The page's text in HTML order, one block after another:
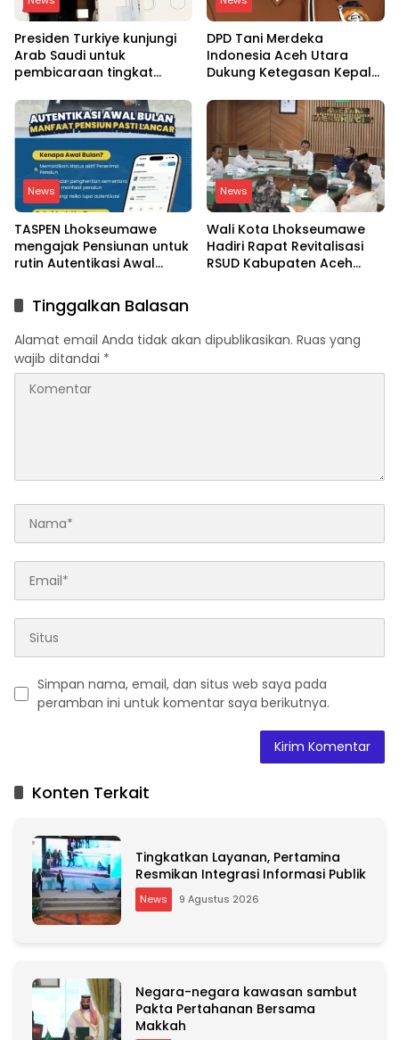
Presiden Turkiye kunjungi
Arab Saudi untuk
pembicaraan tingkat
mahkota Saudi dan PM
Pakistan
DPD Tani Merdeka
Indonesia Aceh Utara
Dukung Ketegasan Kepala
SPPG
News
TASPEN Lhokseumawe
mengajak Pensiunan untuk
rutin Autentikasi Awal
Pensiun tetap Lancar
News
Wali Kota Lhokseumawe
Hadiri Rapat Revitalisasi
RSUD Kabupaten Aceh
Tinggalkan Balasan
Alamat email Anda tidak akan dipublikasikan. Ruas yang
wajib ditandai *
Simpan nama, email, dan situs web saya pada
peramban ini untuk komentar saya berikutnya.
e Konten Terkait
Tingkatkan Layanan, Pertamina
Resmikan Integrasi Informasi Publik
News 9 Agustus 2026
Negara-negara kawasan sambut
Pakta Pertahanan Bersama
Makkah